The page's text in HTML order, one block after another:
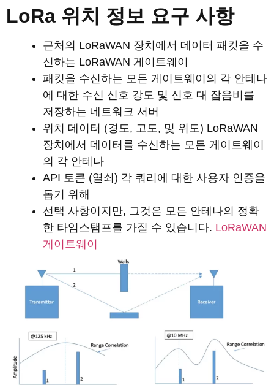
LoRa 위치 정보 요구 사항
근처의 LoRaWAN 장치에서 데이터 패킷을 수
신하는 LoRaWAN 게이트웨이
패킷을 수신하는 모든 게이트웨이의 각 안테나
에 대한 수신 신호 강도 및 신호 대 잡음비를
저장하는 네트워크 서버
위치 데이터 (경도, 고도, 및 위도) LoRaWAN
장치에서 데이터를 수신하는 모든 게이트웨이
의 각 안테나
API 토큰 (열쇠) 각 쿼리에 대한 사용자 인증을
돕기 위해
선택 사항이지만, 그것은 모든 안테나의 정확
한 타임스탬프를 가질 수 있습니다. LoRaWAN
게이트웨이